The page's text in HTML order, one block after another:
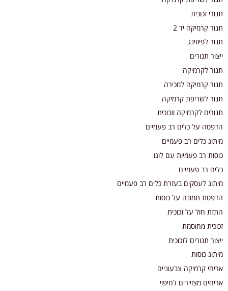
תנורי זכוכית
תנור קרמיקה יד 2
תנור לפיוזינג
ייצור תנורים
תנור לקרמיקה
תנור קרמיקה למכירה
תנור לשריפת קרמיקה
תנורים לקרמיקה וזכוכית
הדפסה על כלים רב פעמיים
מיתוג כלים רב פעמיים
כוסות רב פעמיות עם לוגו
כלים רב פעמיים
מיתוג לעסקים בעזרת כלים רב פעמיים
הדפסת תמונה על כוסות
התזת חול על זכוכית
זכוכית מחוסמת
ייצור תנורים לזכוכית
מיתוג כוסות
אריחי קרמיקה צבעוניים
אריחים מצויירים לחיפוי